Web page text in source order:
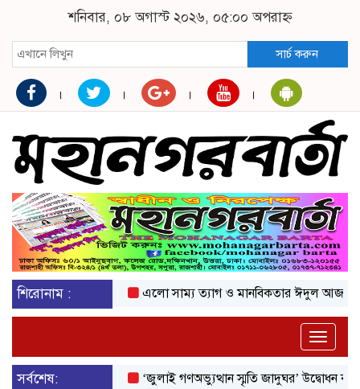
শনিবার, ০৮ অগাস্ট ২০২৬, ০৫:০০ অপরাহ্ন
সার্চ করুন
শিরোনাম : এলো সাম্য ত্যাগ ও মানবিকতার ঈদুল আজহা
Toggle
সর্বশেষ:
‘জুলাই গণঅভ্যুত্থান স্মৃতি জাদুঘর’ উদ্বোধন করলেন